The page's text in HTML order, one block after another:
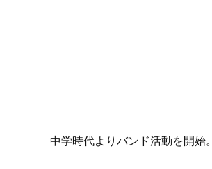
中学時代よりバンド活動を開始。